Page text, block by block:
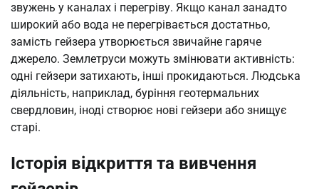
звужень у каналах і перегріву. Якщо канал занадто
широкий або вода не перегрівається достатньо,
замість гейзера утворюється звичайне гаряче
джерело. Землетруси можуть змінювати активність:
одні гейзери затихають, інші прокидаються. Людська
діяльність, наприклад, буріння геотермальних
свердловин, іноді створює нові гейзери або знищує
старі.
Історія відкриття та вивчення